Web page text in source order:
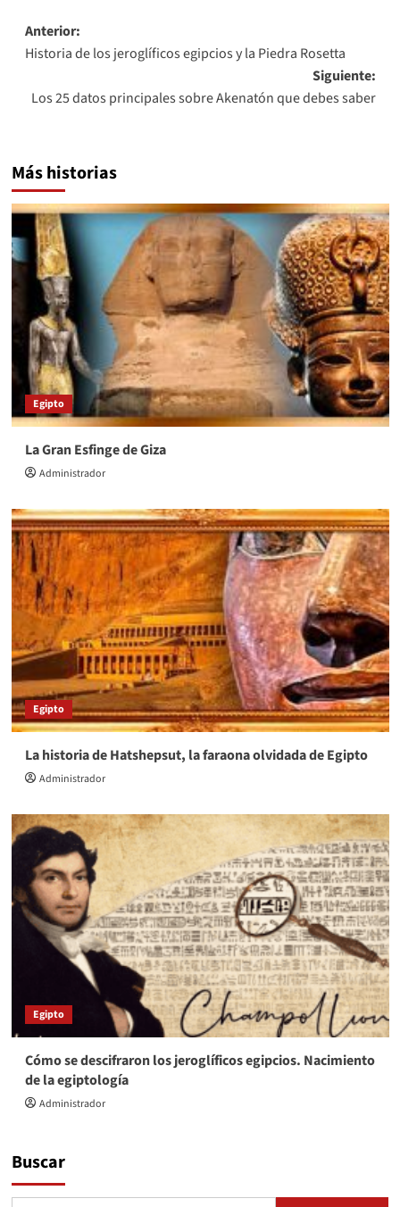
Navegación
de
entradas
Anterior:
Historia de los jeroglíficos egipcios y la Piedra Rosetta
Siguiente:
Los 25 datos principales sobre Akenatón que debes saber
Más historias
Egipto
La Gran Esfinge de Giza
Administrador
Egipto
La historia de Hatshepsut, la faraona olvidada de Egipto
Administrador
Egipto
Cómo se descifraron los jeroglíficos egipcios. Nacimiento
de la egiptología
Administrador
Buscar